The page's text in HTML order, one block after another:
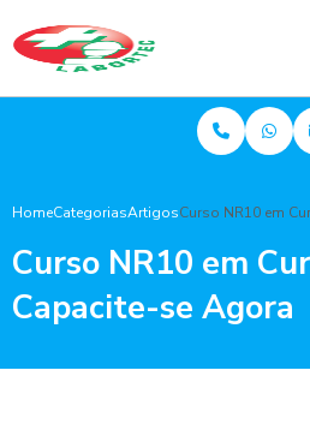
HomeCategoriasArtigosCurso NR10 em
Curso NR10 em
Capacite-se Agora